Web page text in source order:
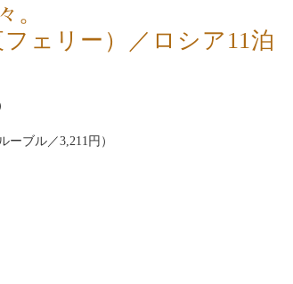
。
ェリー）／ロシア11泊
ーブル／3,211円）